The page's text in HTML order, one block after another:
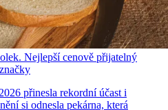
Nejlepší cenově přijatelný
přinesla rekordní účast i
si odnesla pekárna, která